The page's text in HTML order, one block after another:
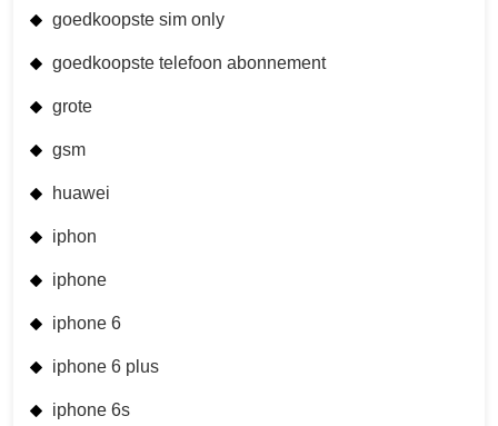
goedkoopste sim only
goedkoopste telefoon abonnement
grote
gsm
huawei
iphon
iphone
iphone 6
iphone 6 plus
iphone 6s